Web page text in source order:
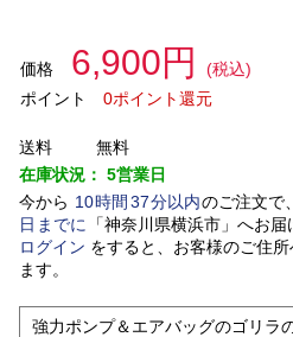
価格 6,900円
(税込)
ポイント
0ポイント還元
送料
無料
在庫状況： 5営業日
今から 10時間 37分以内のご注文で
日 までに 「神奈川県横浜市」 へお届
ログイン をすると、お客様のご住
ます。
強力ポンプ＆エアバッグのゴリラ